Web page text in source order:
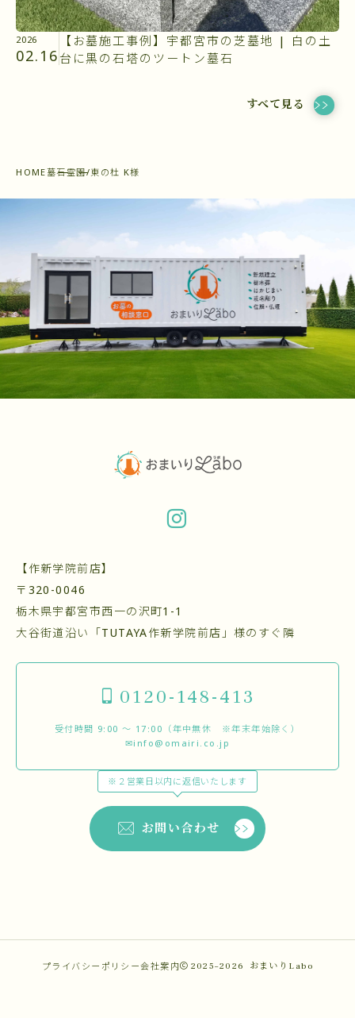
2026
02.16
【お墓施工事例】宇都宮市の芝墓地 | 白の土
台に黒の石塔のツートン墓石
すべて見る
HOME墓石霊園/東の杜 K様
【作新学院前店】
〒320-0046
栃木県宇都宮市西一の沢町1-1
大谷街道沿い「TUTAYA作新学院前店」様のすぐ隣
0120-148-413
受付時間 9:00 〜 17:00（年中無休 ※年末年始除く）
✉info@omairi.co.jp
※２営業日以内に返信いたします
お問い合わせ
プライバシーポリシー会社案内 2025–2026 おまいりLabo